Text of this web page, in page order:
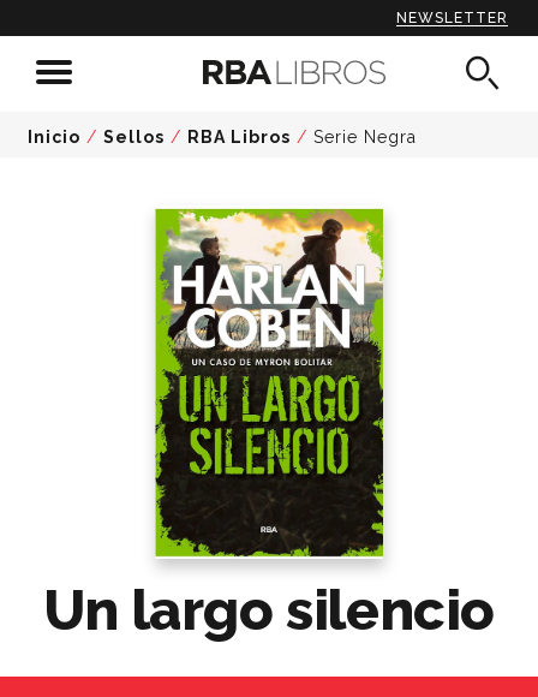
NEWSLETTER
Inicio / Sellos / RBA Libros / Serie Negra
Un largo silencio